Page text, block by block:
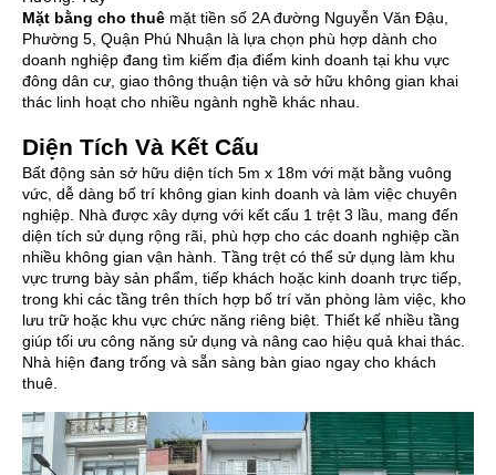
Mặt bằng cho thuê mặt tiền số 2A đường Nguyễn Văn Đậu,
Phường 5, Quận Phú Nhuận là lựa chọn phù hợp dành cho
doanh nghiệp đang tìm kiếm địa điểm kinh doanh tại khu vực
đông dân cư, giao thông thuận tiện và sở hữu không gian khai
thác linh hoạt cho nhiều ngành nghề khác nhau.
Diện Tích Và Kết Cấu
Bất động sản sở hữu diện tích 5m x 18m với mặt bằng vuông
vức, dễ dàng bố trí không gian kinh doanh và làm việc chuyên
nghiệp. Nhà được xây dựng với kết cấu 1 trệt 3 lầu, mang đến
diện tích sử dụng rộng rãi, phù hợp cho các doanh nghiệp cần
nhiều không gian vận hành. Tầng trệt có thể sử dụng làm khu
vực trưng bày sản phẩm, tiếp khách hoặc kinh doanh trực tiếp,
trong khi các tầng trên thích hợp bố trí văn phòng làm việc, kho
lưu trữ hoặc khu vực chức năng riêng biệt. Thiết kế nhiều tầng
giúp tối ưu công năng sử dụng và nâng cao hiệu quả khai thác.
Nhà hiện đang trống và sẵn sàng bàn giao ngay cho khách
thuê.